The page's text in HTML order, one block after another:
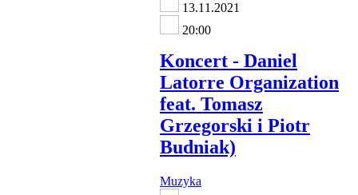
13.11.2021
20:00
Koncert - Daniel
Latorre Organization
feat. Tomasz
Grzegorski i Piotr
Budniak)
Muzyka